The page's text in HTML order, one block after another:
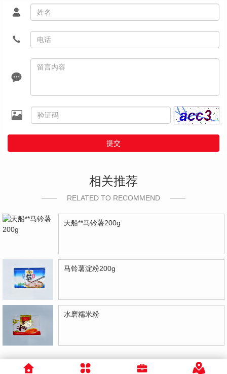
提交
相关推荐
RELATED TO RECOMMEND
天船**马铃薯200g
马铃薯淀粉200g
水磨糯米粉